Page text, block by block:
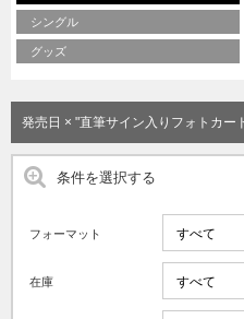
シングル
グッズ
発売日 × "直筆サイン入りフォトカー
条件を選択する
フォーマット
在庫